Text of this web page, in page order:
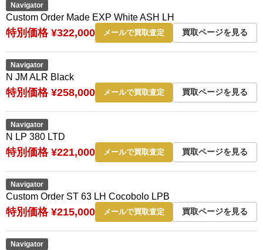
Navigator
Custom Order Made EXP White ASH LH
特別価格 ¥322,000 メールで買取査定 買取ページを見る
Navigator
N JM ALR Black
特別価格 ¥258,000 メールで買取査定 買取ページを見る
Navigator
N LP 380 LTD
特別価格 ¥221,000 メールで買取査定 買取ページを見る
Navigator
Custom Order ST 63 LH Cocobolo LPB
特別価格 ¥215,000 メールで買取査定 買取ページを見る
Navigator